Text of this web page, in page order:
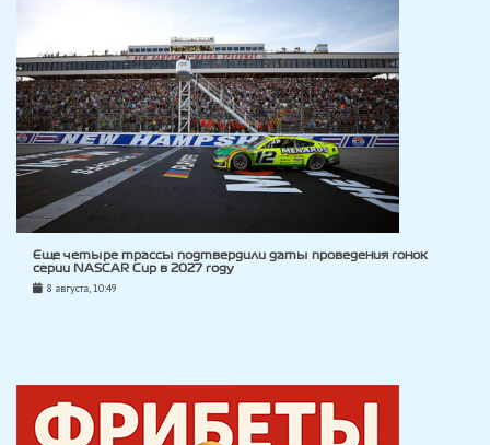
Еще четыре трассы подтвердили даты проведения гонок
серии NASCAR Cup в 2027 году
8 августа, 10:49